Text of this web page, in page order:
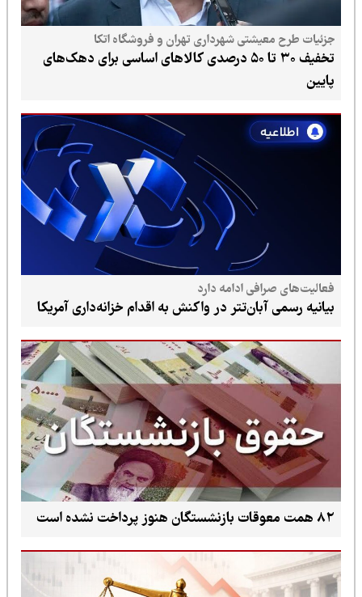
معیشتی شهرداری تهران و فروشگاه اتکا
تخفیف ۳۰ تا ۵۰ درصدی کالاهای اساسی برای دهک‌های
ادامه دارد
آبان‌تتر در واکنش به اقدام خزانه‌داری آمریکا